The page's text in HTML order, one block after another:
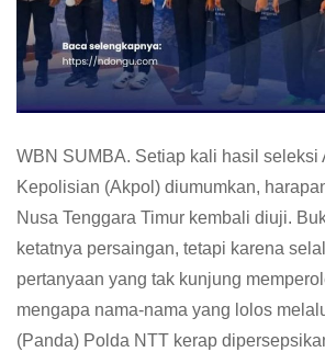
WBN SUMBA. Setiap kali hasil seleksi
Kepolisian (Akpol) diumumkan,
Nusa Tenggara Timur kembali diuji.
ketatnya persaingan, tetapi karena
pertanyaan yang tak kunjung
mengapa nama-nama yang lolos
(Panda) Polda NTT kerap